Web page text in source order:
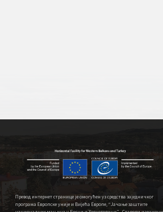
Превод интернет странице је омогућен уз средства заједничког
програма Европске уније и Вијећа Европе, “Јачање заштите